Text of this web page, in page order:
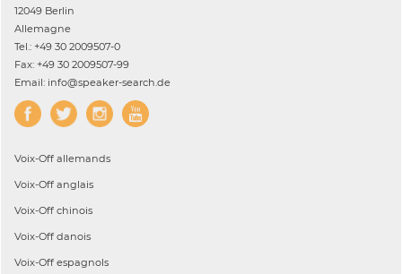
12049 Berlin
Allemagne
Tel.: +49 30 2009507-0
Fax: +49 30 2009507-99
Email: info@speaker-search.de
Voix-Off allemands
Voix-Off anglais
Voix-Off chinois
Voix-Off danois
Voix-Off espagnols